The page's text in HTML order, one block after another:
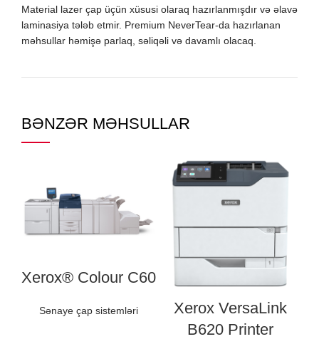
Material lazer çap üçün xüsusi olaraq hazırlanmışdır və əlavə
laminasiya tələb etmir. Premium NeverTear-da hazırlanan
məhsullar həmişə parlaq, səliqəli və davamlı olacaq.
BƏNZƏR MƏHSULLAR
Xerox® Colour C60
Sənaye çap sistemləri
Xerox VersaLink
B620 Printer